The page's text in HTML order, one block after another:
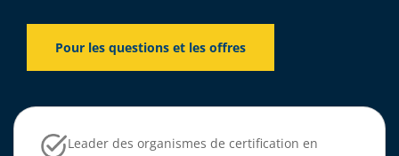
Pour les questions et les offres
Leader des organismes de certification en